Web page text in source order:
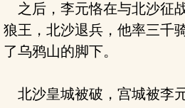
之后，李元恪在与北沙征
狼王，北沙退兵，他率三千
了乌鸦山的脚下。
北沙皇城被破，宫城被李